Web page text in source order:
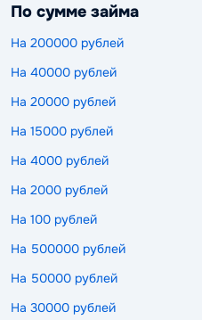
По сумме займа
На 200000 рублей
На 40000 рублей
На 20000 рублей
На 15000 рублей
На 4000 рублей
На 2000 рублей
На 100 рублей
На 500000 рублей
На 50000 рублей
На 30000 рублей